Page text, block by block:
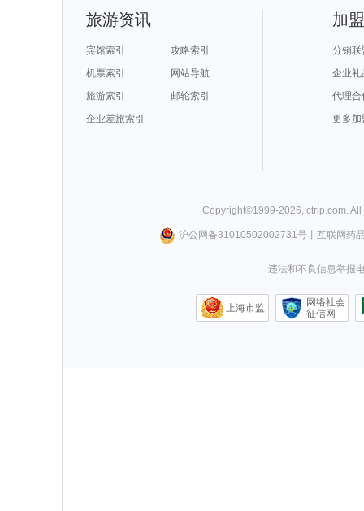
旅游资讯
宾馆索引
攻略索引
机票索引
网站导航
旅游索引
邮轮索引
企业差旅索引
加
分销联
企业礼
代理合
更多加
Copyright©1999-2026 ctrip.com .
沪公网备31010502002731号丨 互联网药
违法和不良信息举报
上海市监
网络社会
征信网